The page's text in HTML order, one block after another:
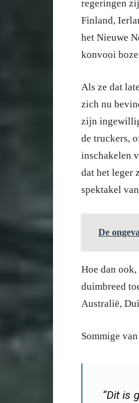
regeringen
Finland,
het Nieuwe
konvooi
Als ze dat
zich nu
zijn
de truckers,
inschakelen
dat het leger
spektakel
De
Hoe dan
duimbreed
Australië,
Sommige
“Dit is